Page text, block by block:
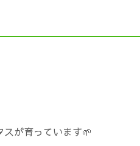
イト）
インターンシップNiigata
が育っています🌱